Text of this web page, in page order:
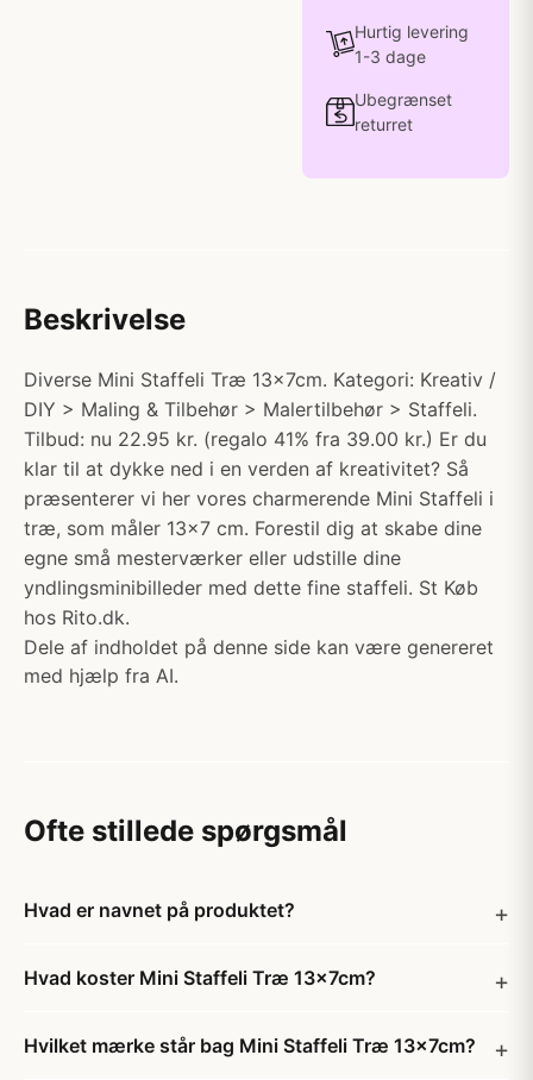
Hurtig levering
1-3 dage
Ubegrænset
returret
Beskrivelse
Diverse Mini Staffeli Træ 13x7cm. Kategori: Kreativ /
DIY > Maling & Tilbehør > Malertilbehør > Staffeli.
Tilbud: nu 22.95 kr. (regalo 41% fra 39.00 kr.) Er du
klar til at dykke ned i en verden af kreativitet? Så
præsenterer vi her vores charmerende Mini Staffeli i
træ, som måler 13x7 cm. Forestil dig at skabe dine
egne små mesterværker eller udstille dine
yndlingsminibilleder med dette fine staffeli. St Køb
hos Rito.dk.
Dele af indholdet på denne side kan være genereret
med hjælp fra AI.
Ofte stillede spørgsmål
Hvad er navnet på produktet?
Hvad koster Mini Staffeli Træ 13x7cm?
Hvilket mærke står bag Mini Staffeli Træ 13x7cm?